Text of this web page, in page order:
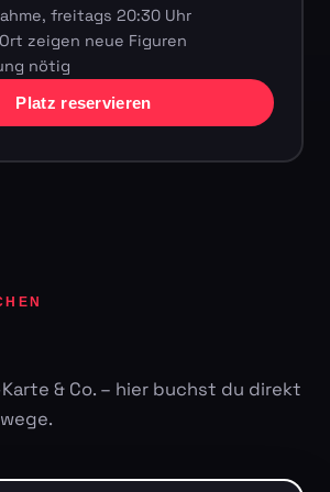
freitags 20:30 Uhr
zeigen neue Figuren
nötig
Platz reservieren
& Co. – hier buchst du direkt